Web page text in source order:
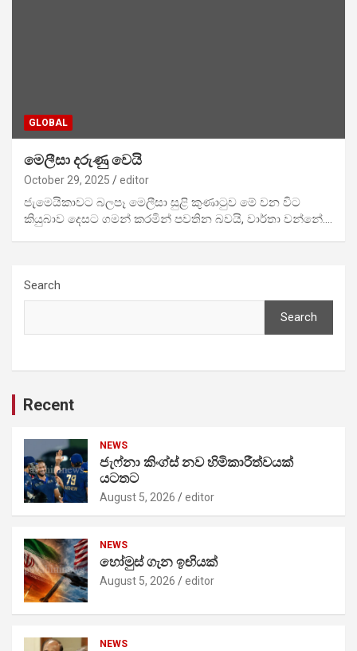
GLOBAL
මෙලීසා දරුණු වෙයි
October 29, 2025 editor
ජැමෙයිකාවට බලපෑ ‍මෙලීසා සුළි කුණාටුව ‍මේ වන විට
කියුබාව දෙසට ගමන් කරමින් පවතින බවයි, වාර්තා වන්නේ.…
Search
Search
Recent
NEWS
ජැෆ්නා කිංග්ස් නව හිමිකාරීත්වයක්
යටතට
August 5, 2026 editor
NEWS
හෝමුස් ගැන ඉඟියක්
August 5, 2026 editor
NEWS